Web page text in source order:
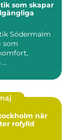
som skapar
Södermalm
som
när
rofylld